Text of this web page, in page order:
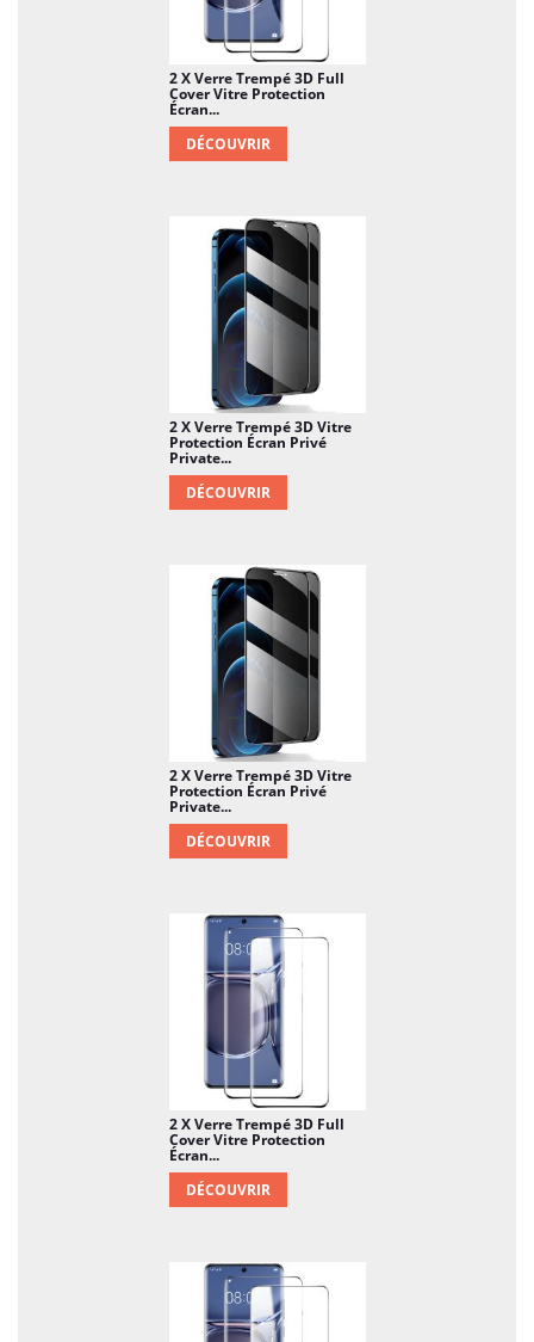
2 X Verre Trempé 3D Full
Cover Vitre Protection
Écran...
DÉCOUVRIR
2 X Verre Trempé 3D Vitre
Protection Écran Privé
Private...
DÉCOUVRIR
2 X Verre Trempé 3D Vitre
Protection Écran Privé
Private...
DÉCOUVRIR
2 X Verre Trempé 3D Full
Cover Vitre Protection
Écran...
DÉCOUVRIR